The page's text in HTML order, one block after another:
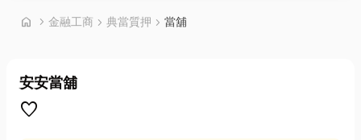
home chevron_right 首頁
金融工商 chevron_right 典當質押 chevron_right 當舖
安安當舖
favorite